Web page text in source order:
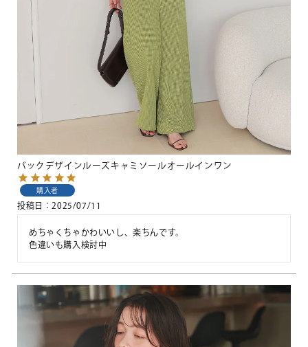
バックデザインルーズキャミソールオールインワン
購入者
投稿日 2025/07/11
めちゃくちゃかわいいし、楽ちんです。
色違いも購入検討中